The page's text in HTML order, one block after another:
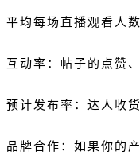
平均每场直播观看人
互动率：帖子的点赞
预计发布率：达人收
品牌合作：如果你的